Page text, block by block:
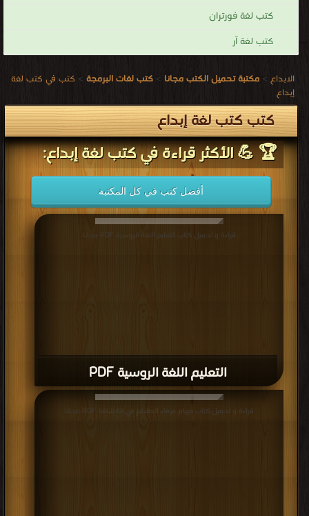
كتب لغة فورتران
كتب لغة آر
الابداع > مكتبة تحميل الكتب مجانا > كتب لغات البرمجة > كتب في كتب لغة
إبداع
كتب كتب لغة إبداع
🏆 💪 الأكثر قراءة في كتب لغة إبداع:
أفضل كتب في كل المكتبة
التعليم اللغة الروسية PDF
قراءة و تحميل كتاب التعليم اللغة الروسية PDF مجانا
قراءة و تحميل كتاب مهام عرفاء الطلائع في الكشافة PDF مجانا